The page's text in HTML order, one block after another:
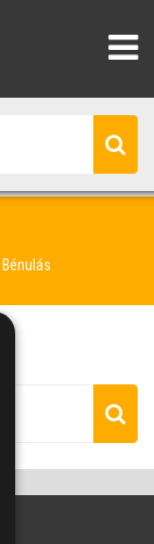
Bénulás